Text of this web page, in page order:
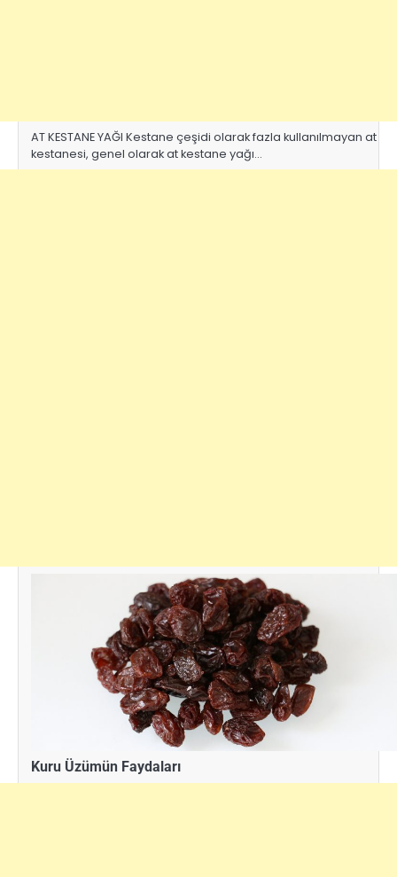
AT KESTANE YAĞI Kestane çeşidi olarak fazla kullanılmayan at
kestanesi, genel olarak at kestane yağı…
Kuru Üzümün Faydaları